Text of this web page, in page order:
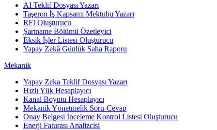
AI Teklif Dosyası Yazarı
Taşeron İş Kapsamı Mektubu Yazarı
RFI Oluşturucu
Şartname Bölümü Özetleyici
Eksik İşler Listesi Oluşturucu
Yapay Zekâ Günlük Saha Raporu
Mekanik
Yapay Zeka Teklif Dosyası Yazarı
Hızlı Yük Hesaplayıcı
Kanal Boyutu Hesaplayıcı
Mekanik Yönetmelik Soru-Cevap
Onay Belgesi İnceleme Kontrol Listesi Oluşturucu
Enerji Faturası Analizcisi